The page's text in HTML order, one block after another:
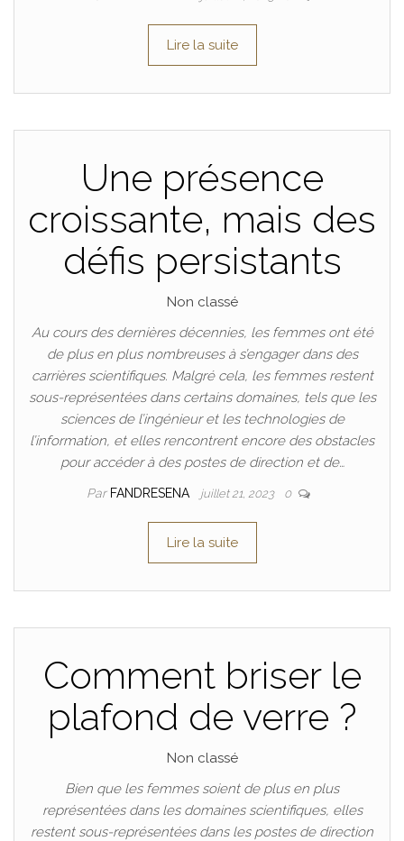
Lire la suite
Une présence
croissante, mais des
défis persistants
Non classé
Au cours des dernières décennies, les femmes ont été
de plus en plus nombreuses à s’engager dans des
carrières scientifiques. Malgré cela, les femmes restent
sous-représentées dans certains domaines, tels que les
sciences de l’ingénieur et les technologies de
l’information, et elles rencontrent encore des obstacles
pour accéder à des postes de direction et de…
Par FANDRESENA juillet 21, 2023 0
Lire la suite
Comment briser le
plafond de verre ?
Non classé
Bien que les femmes soient de plus en plus
représentées dans les domaines scientifiques, elles
restent sous-représentées dans les postes de direction